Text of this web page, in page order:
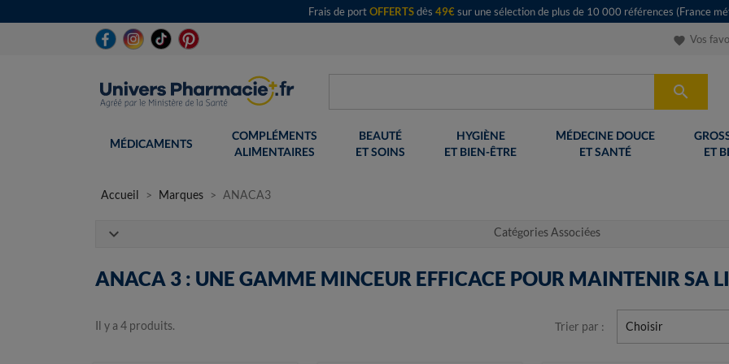
Frais de portOFFERTSdès 49€sur une sélection de plus de 10 000 références (France
favorite Vos

MÉDICAMENTS
COMPLÉMENTS
ALIMENTAIRES
BEAUTÉ
ET SOINS
HYGIÈNE
ET BIEN-ÊTRE
MÉDECINE DOUCE
ET SANTÉ
ET
Accueil Marques ANACA3
expand_more Catégories Associées
ANACA 3 : UNE GAMME MINCEUR EFFICACE POUR MAINTENIR SA
Il y a 4 produits. Trier par : Choisir